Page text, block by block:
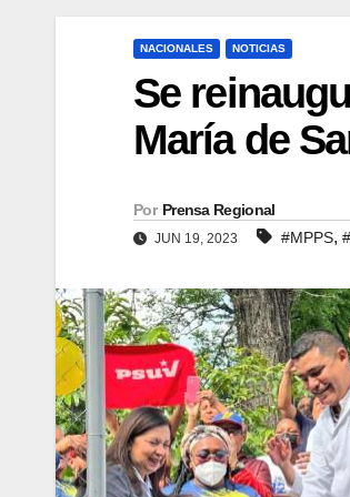
NACIONALES NOTICIAS
Se
María de
Por Prensa Regional
JUN 19, 2023 #MPPS,